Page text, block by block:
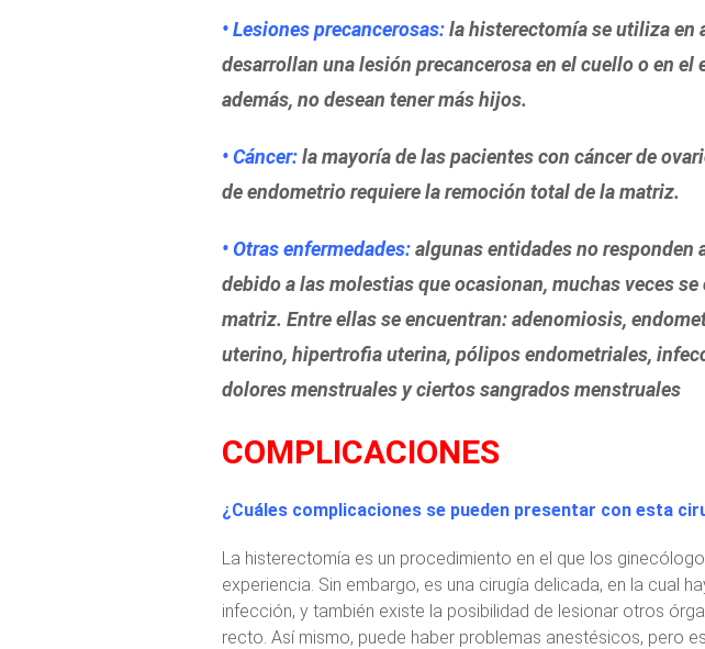
• Lesiones precancerosas:la histerectomía se utiliza en
desarrollan una lesión precancerosa en el cuello o en el
además, no desean tener más hijos.
• Cáncer:la mayoría de las pacientes con cáncer de
de endometrio requiere la remoción total de la matriz.
• Otras enfermedades:algunas entidades no responden
debido a las molestias que ocasionan, muchas veces
matriz. Entre ellas se encuentran: adenomiosis,
uterino, hipertrofia uterina, pólipos endometriales,
dolores menstruales y ciertos sangrados menstruales
COMPLICACIONES
¿Cuáles complicaciones se pueden presentar con esta
La histerectomía es un procedimiento en el que los
experiencia. Sin embargo, es una cirugía delicada, en la cual
infección, y también existe la posibilidad de lesionar otros
recto. Así mismo, puede haber problemas anestésicos, pero